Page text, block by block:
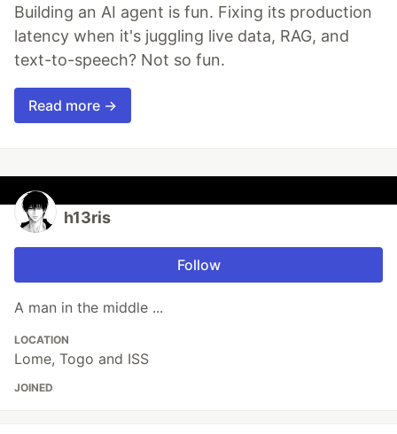
Building an AI agent is fun. Fixing its production
latency when it's juggling live data, RAG, and
text-to-speech? Not so fun.
Read more →
h13ris
Follow
A man in the middle ...
LOCATION
Lome, Togo and ISS
JOINED